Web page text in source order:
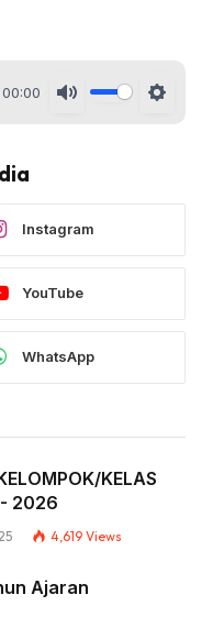
00:00
Instagram
YouTube
WhatsApp
KELAS
2026
4,619 Views
Ajaran